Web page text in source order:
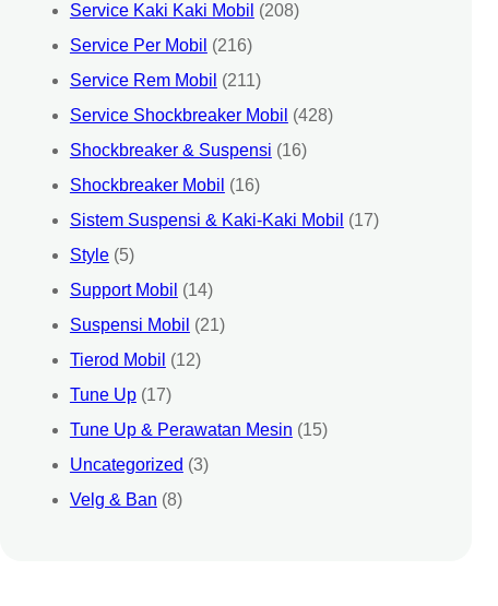
Service Kaki Kaki Mobil (208)
Service Per Mobil (216)
Service Rem Mobil (211)
Service Shockbreaker Mobil (428)
Shockbreaker & Suspensi (16)
Shockbreaker Mobil (16)
Sistem Suspensi & Kaki-Kaki Mobil (17)
Style(5)
Support Mobil (14)
Suspensi Mobil (21)
Tierod Mobil (12)
Tune Up(17)
Tune Up & Perawatan Mesin (15)
Uncategorized (3)
Velg & Ban (8)